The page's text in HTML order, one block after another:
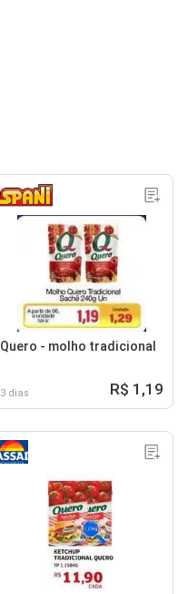
Quero - molho tradicional
3 dias R$ 1,19